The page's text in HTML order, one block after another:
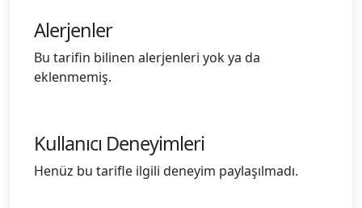
Alerjenler
Bu tarifin bilinen alerjenleri yok ya da
eklenmemiş.
Kullanıcı Deneyimleri
Henüz bu tarifle ilgili deneyim paylaşılmadı.